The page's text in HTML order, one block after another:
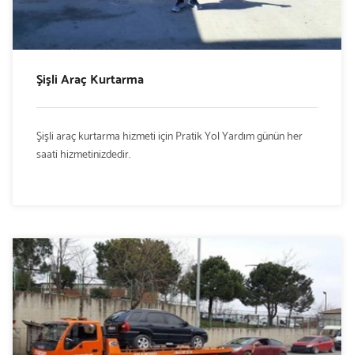
Şişli Araç Kurtarma
Şişli araç kurtarma hizmeti için Pratik Yol Yardım günün her
saati hizmetinizdedir.